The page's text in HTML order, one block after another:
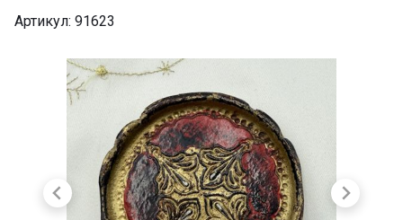
Артикул: 91623